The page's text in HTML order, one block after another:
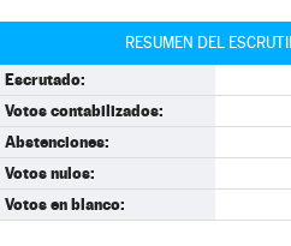
RESUMEN DEL
Escrutado:
Votos contabilizados:
Abstenciones:
Votos nulos:
Votos en blanco: